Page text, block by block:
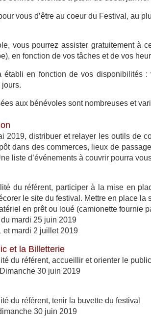
vous d’être au coeur du Festival, au
vous pourrez assister gratuitement à
en fonction de vos tâches et de vos
établi en fonction de vos disponibilités
aux bénévoles sont nombreuses et
2019, distribuer et relayer les outils de
dans des commerces, lieux de
liste d’événements à couvrir pourra
du référent, participer à la mise en
le site du festival. Mettre en place la
en prêt ou loué (camionette fournie
mardi 25 juin 2019
et mardi 2 juillet 2019
et la Billetterie
du référent, accueillir et orienter le
30 juin 2019
du référent, tenir la buvette du festival
30 juin 2019